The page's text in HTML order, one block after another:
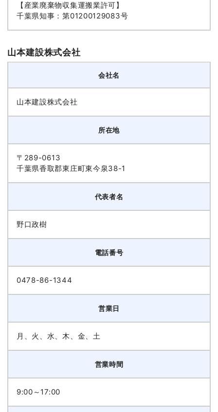
【産業廃棄物収集運搬業許可】
千葉県知事：第01200129083号
山本建設株式会社
会社名
山本建設株式会社
所在地
〒289-0613
千葉県香取郡東庄町東今泉38-1
代表者名
野口政樹
電話番号
0478-86-1344
営業日
月、火、水、木、金、土
営業時間
9:00～17:00